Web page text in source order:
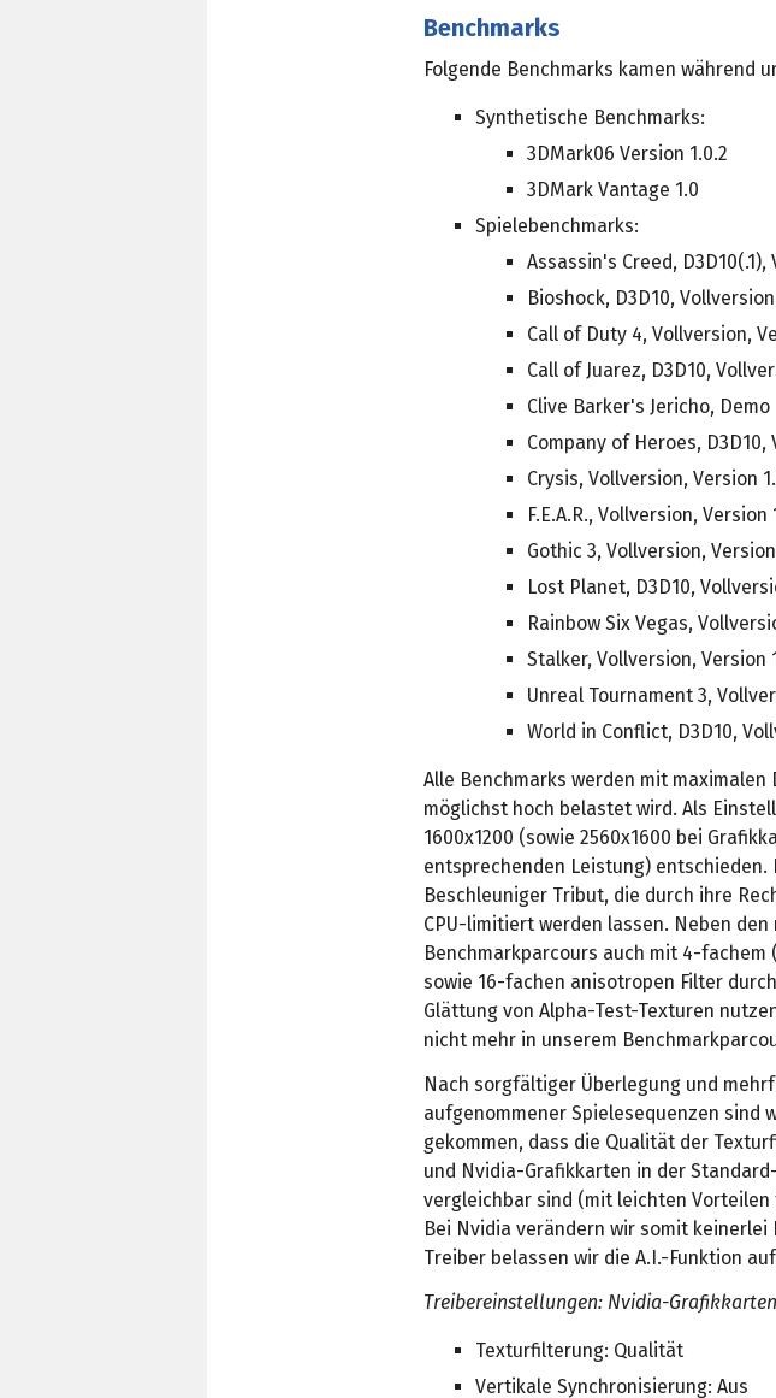
Benchmarks
Folgende Benchmarks kamen während
Synthetische Benchmarks:
3DMark06 Version 1.0.2
3DMark Vantage 1.0
Spielebenchmarks:
Assassin's Creed,
Bioshock, D3D10,
Call of Duty 4, Vollversion,
Call of Juarez, D3D10,
Clive Barker's Jericho, Demo
Company of Heroes, D3D10,
Crysis, Vollversion, Version
F.E.A.R., Vollversion, Version
Gothic 3, Vollversion, Version
Lost Planet, D3D10,
Rainbow Six Vegas,
Stalker, Vollversion, Version
Unreal Tournament 3,
World in Conflict, D3D10,
Alle Benchmarks werden mit
möglichst hoch belastet wird. Als
1600x1200 (sowie 2560x1600 bei
entsprechenden Leistung)
Beschleuniger Tribut, die durch ihre
CPU-limitiert werden lassen. Neben
Benchmarkparcours auch mit 4-
sowie 16-fachen anisotropen Filter
Glättung von Alpha-Test-Texturen
nicht mehr in unserem
Nach sorgfältiger Überlegung und
aufgenommener Spielesequenzen sind
gekommen, dass die Qualität der
und Nvidia-Grafikkarten in der
vergleichbar sind (mit leichten Vorteilen
Bei Nvidia verändern wir somit keinerlei
Treiber belassen wir die A.I.-Funktion auf
Treibereinstellungen: Nvidia-Grafikkarten
Texturfilterung: Qualität
Vertikale Synchronisierung: Aus